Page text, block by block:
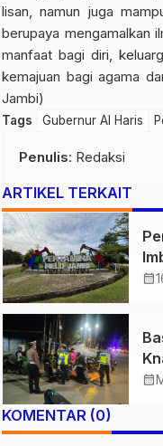
lisan, namun juga
berupaya mengamalkan
manfaat bagi diri,
kemajuan bagi agama
Jambi)
Tags Gubernur Al Haris
Penulis: Redaksi
ARTIKEL TERKAIT
calendar_month
calendar_month
KOMENTAR (0)